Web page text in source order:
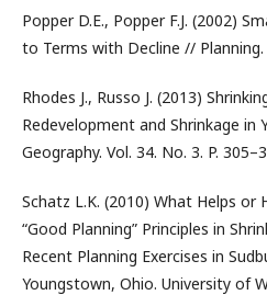
Popper D.E., Popper F.J. (2002)
to Terms with Decline // Planning.
Rhodes J., Russo J. (2013)
Redevelopment and Shrinkage in
Geography. Vol. 34. No. 3. P.
Schatz L.K. (2010) What Helps
“Good Planning” Principles in
Recent Planning Exercises in
Youngstown, Ohio. University of